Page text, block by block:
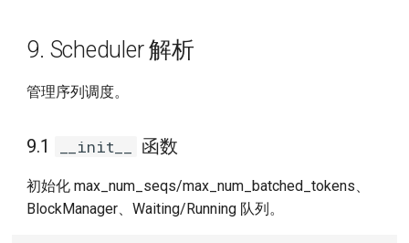
9. Scheduler 解析
管理序列调度。
9.1 __init__ 函数
初始化 max_num_seqs/max_num_batched_tokens、
BlockManager、Waiting/Running 队列。